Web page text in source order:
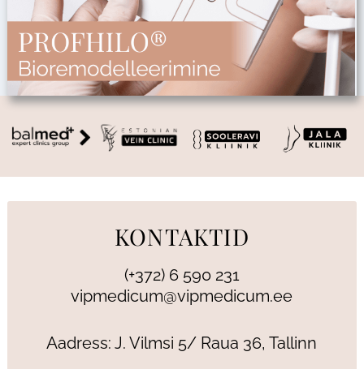
KONTAKTID
(+372) 6 590 231
vipmedicum@vipmedicum.ee
Aadress: J. Vilmsi 5/ Raua 36, Tallinn